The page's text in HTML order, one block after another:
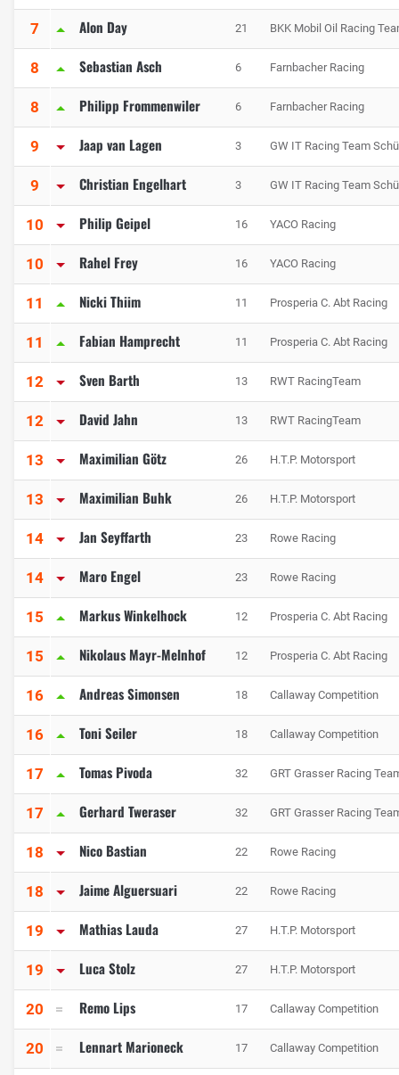
7 Alon Day 21 BKK Mobil Oil Racing
8 Sebastian Asch 6 Farnbacher Racing
8 Philipp Frommenwiler 6 Farnbacher Racing
9 Jaap van Lagen 3 GW IT Racing Team
9 Christian Engelhart 3 GW IT Racing Team
10 Philip Geipel 16 YACO Racing
10 Rahel Frey 16 YACO Racing
11 Nicki Thiim 11 Prosperia C. Abt Racing
11 Fabian Hamprecht 11 Prosperia C. Abt Racing
12 Sven Barth 13 RWT RacingTeam
12 David Jahn 13 RWT RacingTeam
13 Maximilian Götz 26 H.T.P. Motorsport
13 Maximilian Buhk 26 H.T.P. Motorsport
14 Jan Seyffarth 23 Rowe Racing
14 Maro Engel 23 Rowe Racing
15 Markus Winkelhock 12 Prosperia C. Abt Racing
15 Nikolaus Mayr-Melnhof 12 Prosperia C. Abt Racing
16 Andreas Simonsen 18 Callaway Competition
16 Toni Seiler 18 Callaway Competition
17 Tomas Pivoda 32 GRT Grasser Racing
17 Gerhard Tweraser 32 GRT Grasser Racing
18 Nico Bastian 22 Rowe Racing
18 Jaime Alguersuari 22 Rowe Racing
19 Mathias Lauda 27 H.T.P. Motorsport
19 Luca Stolz 27 H.T.P. Motorsport
20 Remo Lips 17 Callaway Competition
20 Lennart Marioneck 17 Callaway Competition